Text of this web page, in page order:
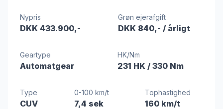
Nypris
DKK 433.900,-
Grøn ejerafgift
DKK 840,- / årligt
Geartype
Automatgear
HK/Nm
231 HK / 330 Nm
Type
CUV
0-100 km/t
7,4 sek
Tophastighed
160 km/t